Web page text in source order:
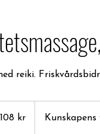
reiki.
kr Kunskapens